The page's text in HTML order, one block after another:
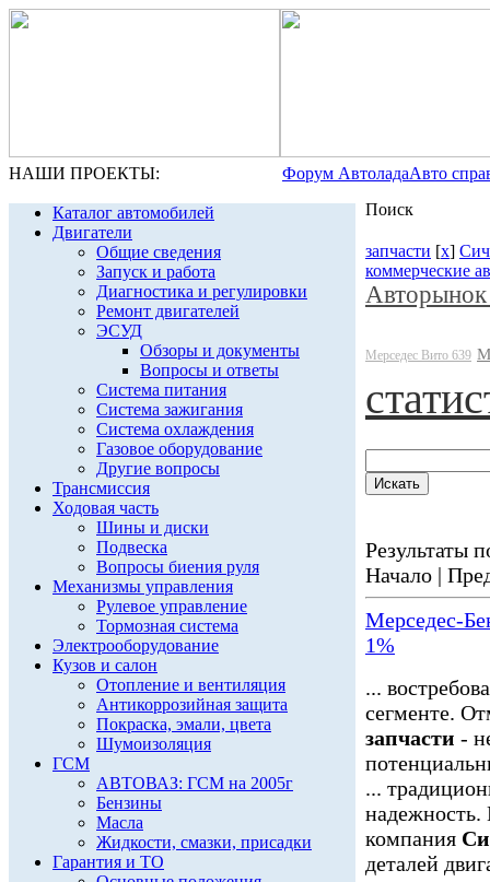
НАШИ ПРОЕКТЫ: Форум АвтоладаАвто
Каталог автомобилей
Двигатели
Общие сведения
Запуск и работа
Диагностика и регулировки
Ремонт двигателей
ЭСУД
Обзоры и документы
Вопросы и ответы
Система питания
Система зажигания
Система охлаждения
Газовое оборудование
Другие вопросы
Трансмиссия
Ходовая часть
Шины и диски
Подвеска
Вопросы биения руля
Механизмы управления
Рулевое управление
Тормозная система
Электрооборудование
Кузов и салон
Отопление и вентиляция
Антикоррозийная защита
Покраска, эмали, цвета
Шумоизоляция
ГСМ
АВТОВАЗ: ГСМ на 2005г
Бензины
Масла
Жидкости, смазки, присадки
Гарантия и ТО
Поиск
запчасти [x]
коммерческие
Авторынок
Мерседес Вито 639
Результаты
Начало |
Мерседес-
1%
...
сегменте.
запчасти -
...
компания
деталей